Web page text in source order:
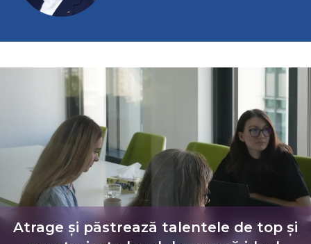
Atrage și păstrează talentele de top și